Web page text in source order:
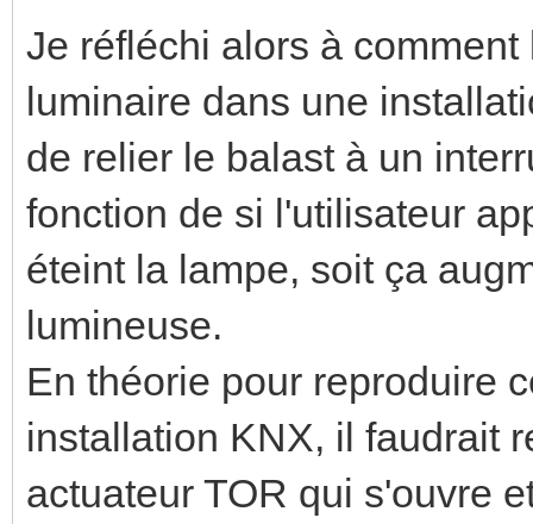
Je réfléchi alors à
luminaire dans une
de relier le balast à un
fonction de si l'utilisateur
éteint la lampe, soit ça
lumineuse.
En théorie pour reproduire
installation KNX, il faudrait
actuateur TOR qui s'ouvre